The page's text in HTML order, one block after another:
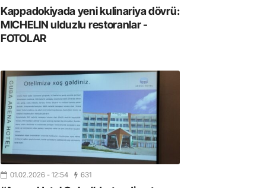
Kappadokiyada yeni kulinariya dövrü:
MICHELIN ulduzlu restoranlar -
FOTOLAR
01.02.2026 - 12:54 631